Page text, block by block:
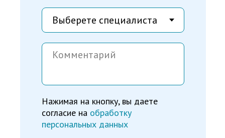
Нажимая на кнопку, вы даете
согласие на обработку
персональных данных